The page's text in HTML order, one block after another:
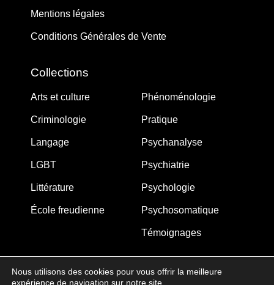
Mentions légales
Conditions Générales de Vente
Collections
Arts et culture
Criminologie
Langage
LGBT
Littérature
École freudienne
Phénoménologie
Pratique
Psychanalyse
Psychiatrie
Psychologie
Psychosomatique
Témoignages
Nous utilisons des cookies pour vous offrir la meilleure
expérience de navigation sur notre site.